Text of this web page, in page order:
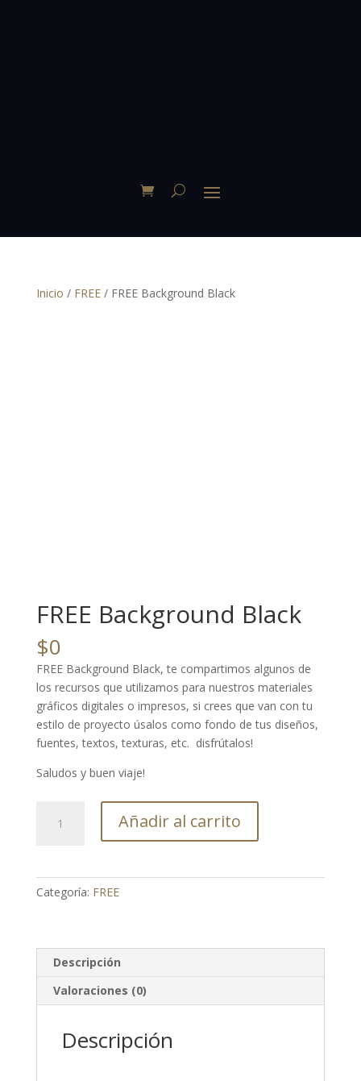
Inicio / FREE/ FREE Background Black
FREE Background Black
$0
FREE Background Black, te compartimos algunos de
los recursos que utilizamos para nuestros materiales
gráficos digitales o impresos, si crees que van con tu
estilo de proyecto úsalos como fondo de tus diseños,
fuentes, textos, texturas, etc. disfrútalos!
Saludos y buen viaje!
Background
Añadir al carrito
Categoría: FREE
Descripción
Valoraciones (0)
Descripción